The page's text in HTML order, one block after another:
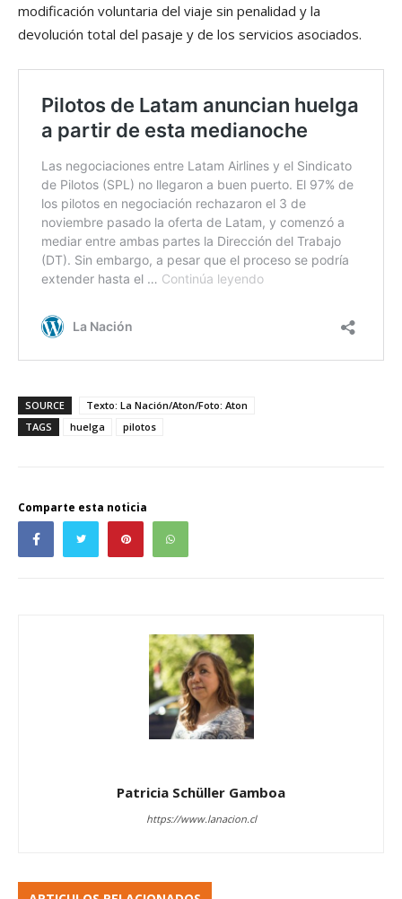
modificación voluntaria del viaje sin penalidad y la
devolución total del pasaje y de los servicios asociados.
SOURCE
Texto: La Nación/Aton/Foto: Aton
TAGS
huelga pilotos
Comparte esta noticia
Patricia Schüller Gamboa
https://www.lanacion.cl